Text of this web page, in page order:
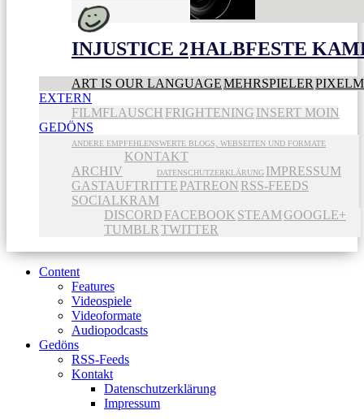
INJUSTICE 2HALBFESTE
ART IS OUR LANGUAGEMEHRSPIELER
EXTERN
FILMFLAUSCH FRIGHTENING INSERT MOIN
GEDÖNS
ANDERE EMPFEHLENSWERTE BLOGS, WEBSEITEN UND FORMATE
ARCHIV
KONTAKT
DATENSCHUTZERKLÄRUNG IMPRESSUM
GASTAUFTRITTE PATREON RSS-FEEDS
SOCIALKRAM
DISCORD FACEBOOK STEAMGOOGLE+
TUMBLR TWITTER
Content
Features
Videospiele
Videoformate
Audiopodcasts
Gedöns
RSS-Feeds
Kontakt
Datenschutzerklärung
Impressum